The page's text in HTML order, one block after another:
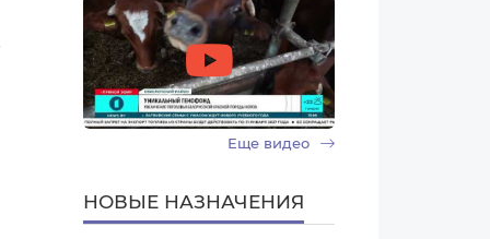
Еще видео
НОВЫЕ НАЗНАЧЕНИЯ